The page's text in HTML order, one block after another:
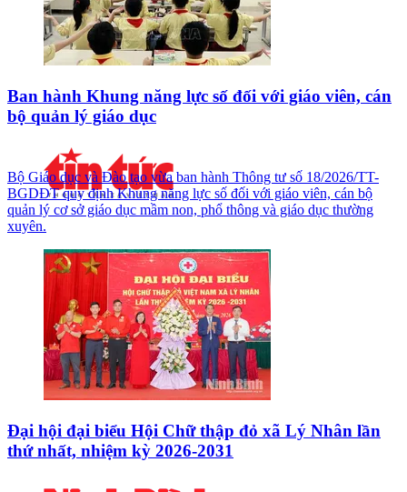
Ban hành Khung năng lực số đối với giáo viên, cán
bộ quản lý giáo dục
Bộ Giáo dục và Đào tạo vừa ban hành Thông tư số 18/2026/TT-
BGDĐT quy định Khung năng lực số đối với giáo viên, cán bộ
quản lý cơ sở giáo dục mầm non, phổ thông và giáo dục thường
xuyên.
Đại hội đại biểu Hội Chữ thập đỏ xã Lý Nhân lần
thứ nhất, nhiệm kỳ 2026-2031